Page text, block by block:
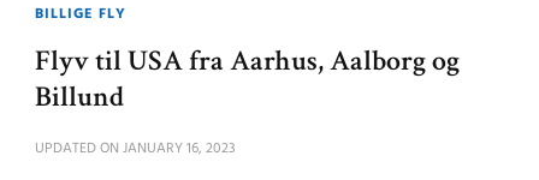
BILLIGE FLY
Flyv til USA fra Aarhus, Aalborg og
Billund
UPDATED ON JANUARY 16, 2023